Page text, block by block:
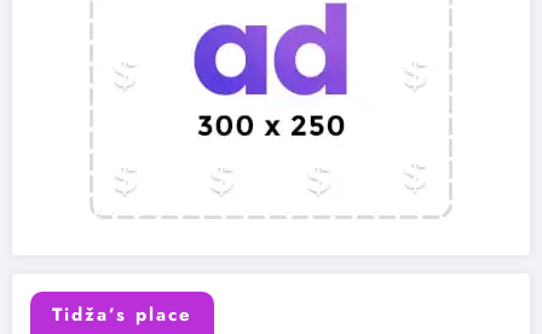
Tidža’s place